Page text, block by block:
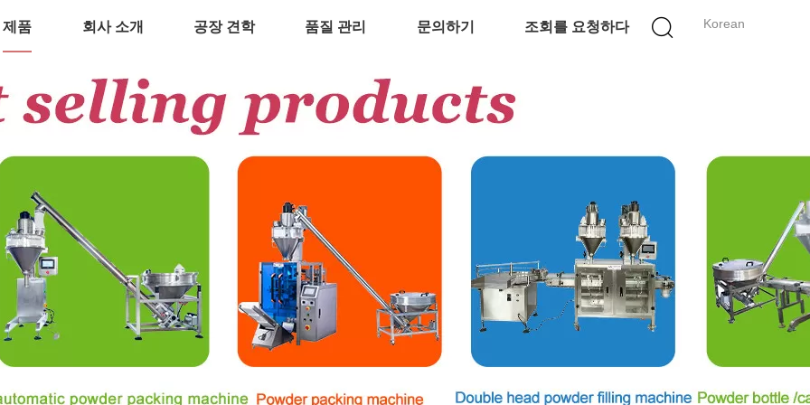
Korean
제품 회사 소개 공장 견학 품질 관리 문의하기 조회를 요청하다